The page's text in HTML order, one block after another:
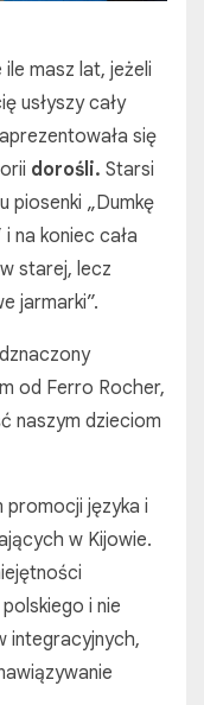
ile masz lat, jeżeli
usłyszy cały
się
dorośli. Starsi
piosenki „Dumkę
na koniec cała
starej, lecz
jarmarki”.
od Ferro Rocher,
naszym dzieciom
promocji języka i
w Kijowie.
i nie
integracyjnych,